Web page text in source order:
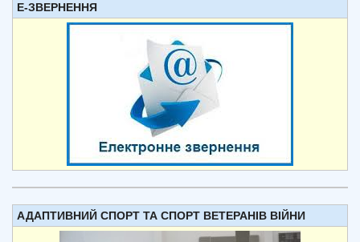
Е-ЗВЕРНЕННЯ
АДАПТИВНИЙ СПОРТ ТА СПОРТ ВЕТЕРАНІВ ВІЙНИ